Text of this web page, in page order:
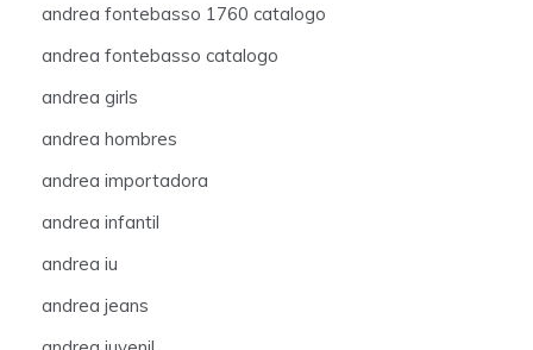
andrea fontebasso 1760 catalogo
andrea fontebasso catalogo
andrea girls
andrea hombres
andrea importadora
andrea infantil
andrea iu
andrea jeans